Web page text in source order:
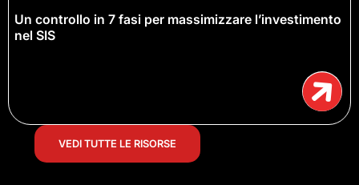
Un controllo in 7 fasi per massimizzare l’investimento
nel SIS
VEDI TUTTE LE RISORSE